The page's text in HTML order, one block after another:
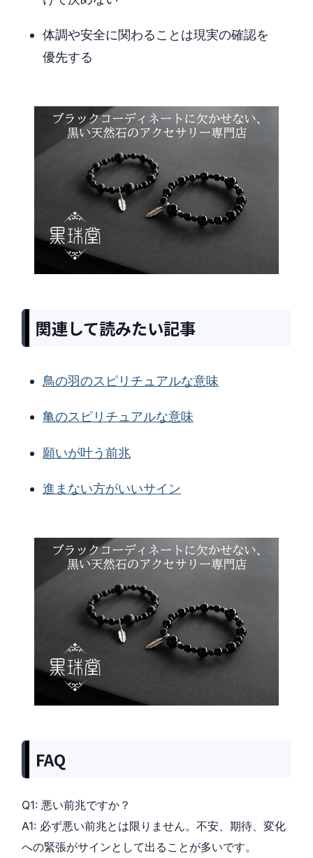
体調や安全に関わることは現実の確認を
優先する
関連して読みたい記事
鳥の羽のスピリチュアルな意味
亀のスピリチュアルな意味
願いが叶う前兆
進まない方がいいサイン
FAQ
Q1: 悪い前兆ですか？
A1: 必ず悪い前兆とは限りません。不安、期待、変化
への緊張がサインとして出ることが多いです。